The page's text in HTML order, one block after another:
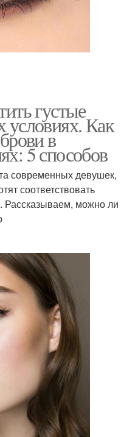
густые
Как
в
5 способов
современных девушек,
соответствовать
Рассказываем, можно ли